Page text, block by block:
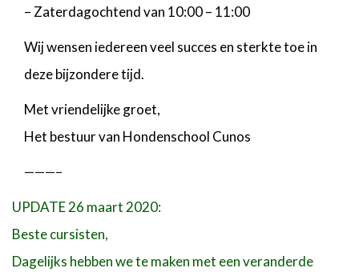
– Zaterdagochtend van 10:00 – 11:00
Wij wensen iedereen veel succes en sterkte toe in
deze bijzondere tijd.
Met vriendelijke groet,
Het bestuur van Hondenschool Cunos
———–
UPDATE 26 maart 2020:
Beste cursisten,
Dagelijks hebben we te maken met een veranderde